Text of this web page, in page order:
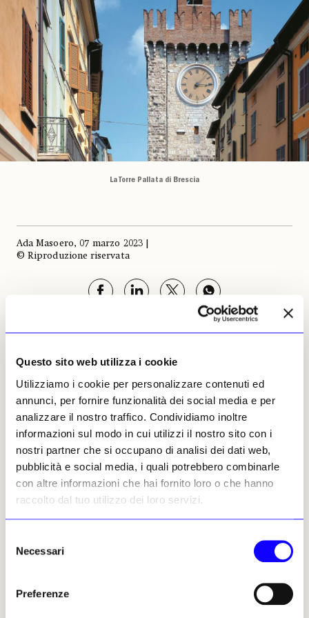
Questo sito web utilizza i cookie
Utilizziamo i cookie per personalizzare contenuti ed
annunci, per fornire funzionalità dei social media e per
analizzare il nostro traffico. Condividiamo inoltre
informazioni sul modo in cui utilizzi il nostro sito con i
nostri partner che si occupano di analisi dei dati web,
pubblicità e social media, i quali potrebbero combinarle
con altre informazioni che hai fornito loro o che hanno
raccolto dal tuo utilizzo dei loro servizi.
delNecessari
Preferenze
La Torre Pallata di Brescia
Ada Masoero, 07 marzo 2023 |
© Riproduzione riservata
Ada Masoero
Altri articoli dell'autore
NOTIZIE POLITICHE E PROFESSIONALI